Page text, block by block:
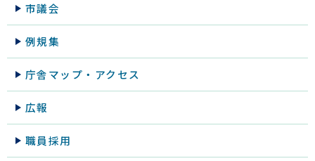
市議会
例規集
庁舎マップ・アクセス
広報
職員採用